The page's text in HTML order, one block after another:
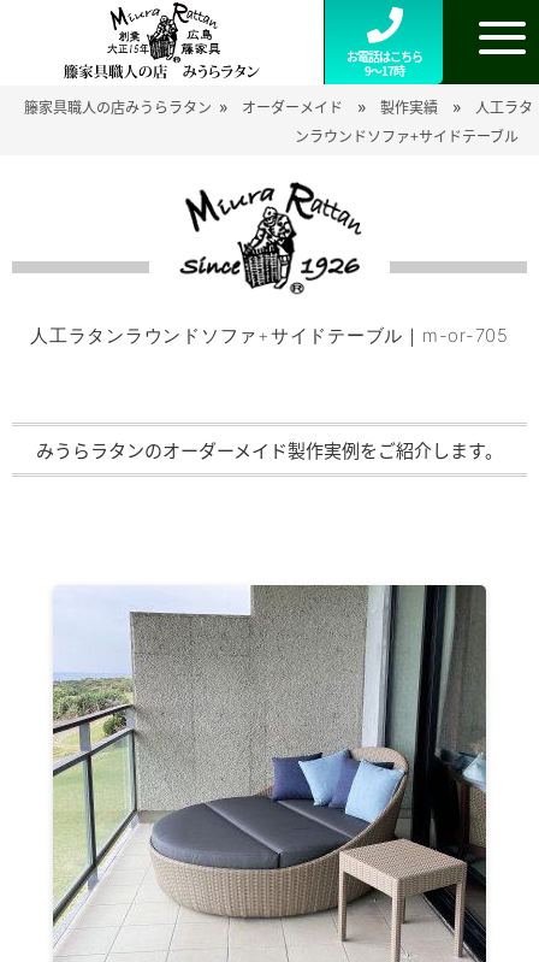
お電話はこちら
9～17時
籐家具職人の店みうらラタン » オーダーメイド » 製作実績 »
人工ラタ
ンラウンドソファ+サイドテーブル
人工ラタンラウンドソファ+サイドテーブル｜m-or-705
みうらラタンのオーダーメイド製作実例をご紹介します。